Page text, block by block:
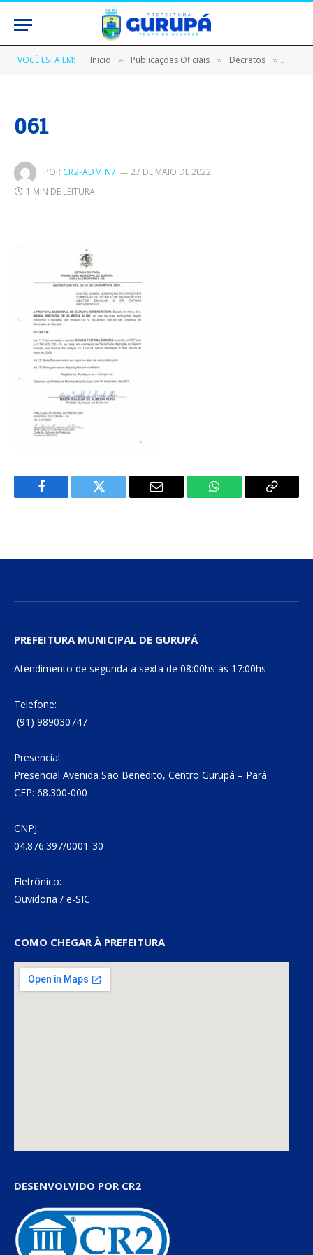
VOCÊ ESTÁ EM: Inicio » Publicações Oficiais » Decretos »
061
POR CR2-ADMIN7
27 DE MAIO DE 2022
1 MIN DE LEITURA
Facebook Twitter
E-
WhatsApp Copiar
PREFEITURA MUNICIPAL DE GURUPÁ
Atendimento de segunda a sexta de 08:00hs às 17:00hs
Telefone:
(91) 989030747
Presencial:
Presencial Avenida São Benedito, Centro Gurupá – Pará
CEP: 68.300-000
CNPJ:
04.876.397/0001-30
Eletrônico:
Ouvidoria / e-SIC
COMO CHEGAR À PREFEITURA
DESENVOLVIDO POR CR2